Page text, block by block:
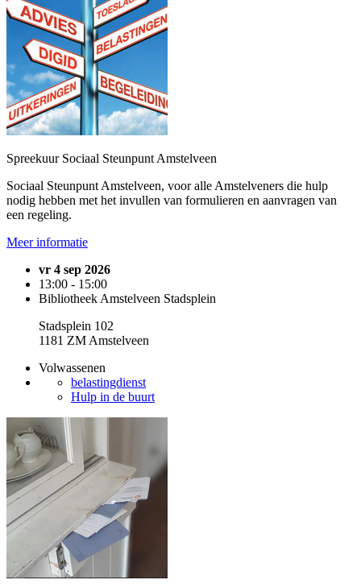
Spreekuur Sociaal Steunpunt Amstelveen
Sociaal Steunpunt Amstelveen, voor alle Amstelveners die hulp
nodig hebben met het invullen van formulieren en aanvragen van
een regeling.
Meer informatie
vr 4 sep 2026
13:00 - 15:00
Bibliotheek Amstelveen Stadsplein
Stadsplein 102
1181 ZM Amstelveen
Volwassenen
belastingdienst
Hulp in de buurt